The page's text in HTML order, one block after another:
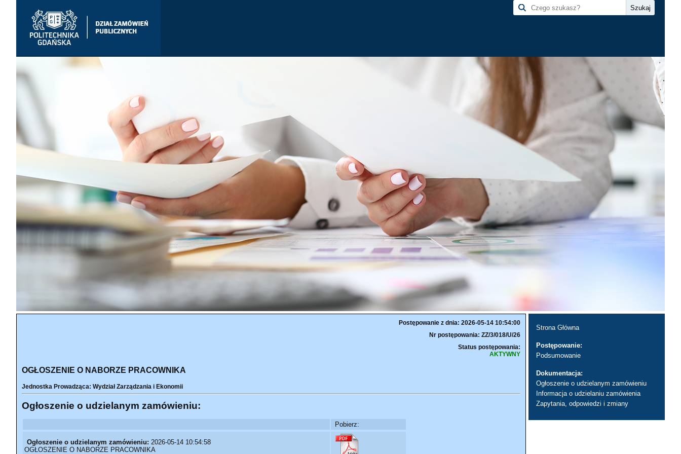
Postępowanie z dnia: 2026-05-14 10:54:00
Nr postępowania: ZZ/3/018/U/26
Status postępowania:
AKTYWNY
OGŁOSZENIE O NABORZE PRACOWNIKA
Jednostka Prowadząca: Wydział Zarządzania i Ekonomii
Ogłoszenie o udzielanym zamówieniu:
Pobierz:
Ogłoszenie o udzielanym zamówieniu: 2026-05-14 10:54:58
OGŁOSZENIE O NABORZE PRACOWNIKA
Strona Główna
Postępowanie:
Podsumowanie
Dokumentacja:
Ogłoszenie o udzielanym zamówieniu
Informacja o udzielaniu zamówienia
Zapytania, odpowiedzi i zmiany